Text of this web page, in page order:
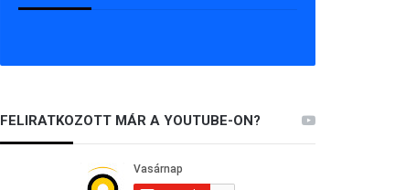
FELIRATKOZOTT MÁR A YOUTUBE-ON?